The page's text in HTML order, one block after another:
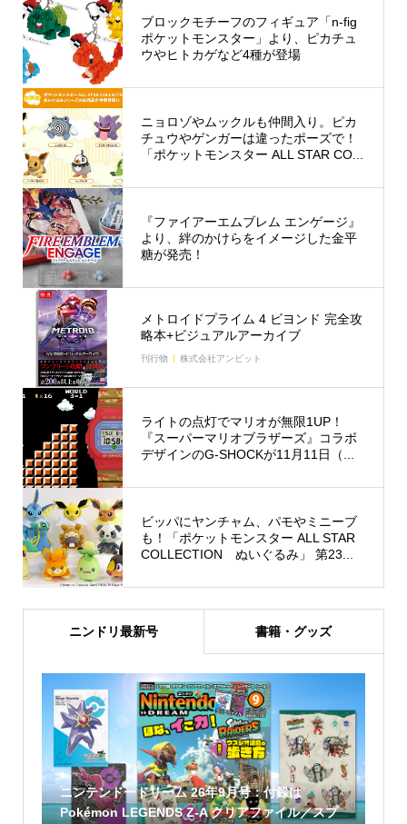
ブロックモチーフのフィギュア「n-fig
ポケットモンスター」より、ピカチュ
ウやヒトカゲなど4種が登場
ニョロゾやムックルも仲間入り。ピカ
チュウやゲンガーは違ったポーズで！
「ポケットモンスター ALL STAR CO...
『ファイアーエムブレム エンゲージ』
より、絆のかけらをイメージした金平
糖が発売！
メトロイドプライム 4 ビヨンド 完全攻
略本+ビジュアルアーカイブ
刊行物 株式会社アンビット
ライトの点灯でマリオが無限1UP！
『スーパーマリオブラザーズ』コラボ
デザインのG-SHOCKが11月11日（...
ビッパにヤンチャム、パモやミニーブ
も！「ポケットモンスター ALL STAR
COLLECTION ぬいぐるみ」 第23...
ニンドリ最新号 書籍・グッズ
ニンテンドードリーム 26年9月号：付録は
Pokémon LEGENDS Z-A クリアファイル／スプ